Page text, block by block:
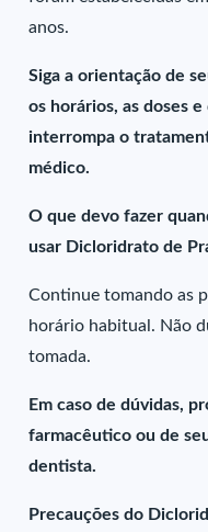
anos.
Siga a orientação de
os horários, as doses
interrompa o
médico.
O que devo fazer
usar Dicloridrato de
Continue tomando as
horário habitual. Não
tomada.
Em caso de dúvidas,
farmacêutico ou de
dentista.
Precauções do